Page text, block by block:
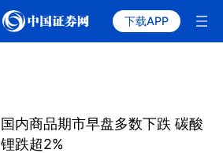
下载APP
国内商品期市早盘多数下跌 碳酸
锂跌超2%